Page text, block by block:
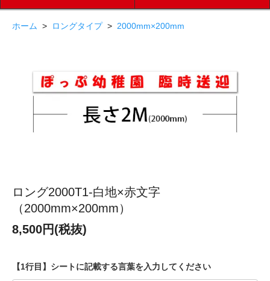
ホーム > ロングタイプ> 2000mm×200mm
ロング2000T1-白地×赤文字
（2000mm×200mm）
8,500円(税抜)
【1行目】シートに記載する言葉を入力してください